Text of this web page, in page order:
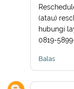
(atau)
hubungi
0819-
Balas